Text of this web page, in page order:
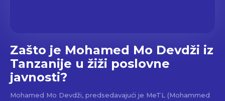
Zašto je Mohamed Mo Devdži iz
Tanzanije u žiži poslovne
javnosti?
Mohamed Mo Devdži, predsedavajući je MeTL (Mohammed